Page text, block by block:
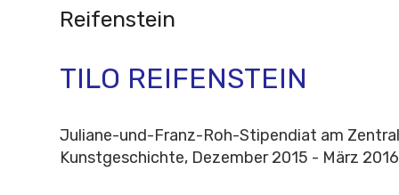
Reifenstein
TILO REIFENSTEIN
Juliane-und-Franz-Roh-Stipendiat am
Kunstgeschichte, Dezember 2015 - März 2016